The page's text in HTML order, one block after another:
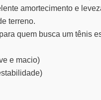
amortecimento e
terreno.
quem busca um tênis
e macio)